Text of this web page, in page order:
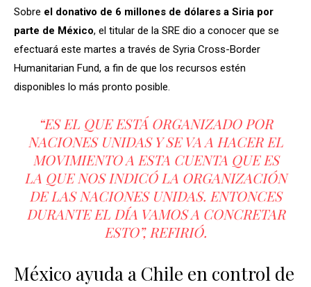
Sobre el donativo de 6 millones de dólares a Siria por
parte de México, el titular de la SRE dio a conocer que se
efectuará este martes a través de Syria Cross-Border
Humanitarian Fund, a fin de que los recursos estén
disponibles lo más pronto posible.
“ES EL QUE ESTÁ ORGANIZADO POR
NACIONES UNIDAS Y SE VA A HACER EL
MOVIMIENTO A ESTA CUENTA QUE ES
LA QUE NOS INDICÓ LA ORGANIZACIÓN
DE LAS NACIONES UNIDAS. ENTONCES
DURANTE EL DÍA VAMOS A CONCRETAR
ESTO”, REFIRIÓ.
México ayuda a Chile en control de